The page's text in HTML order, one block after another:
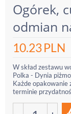
Ogórek,
odmian
10.23PLN
W skład zestawu
Polka - Dynia
Każde opakowanie
terminie